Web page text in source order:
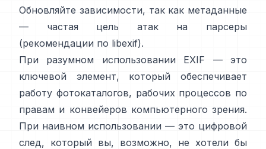
Обновляйте зависимости, так как метаданные
— частая цель атак на парсеры
(рекомендации по libexif).
При разумном использовании EXIF — это
ключевой элемент, который обеспечивает
работу фотокаталогов, рабочих процессов по
правам и конвейеров компьютерного зрения.
При наивном использовании — это цифровой
след, который вы, возможно, не хотели бы